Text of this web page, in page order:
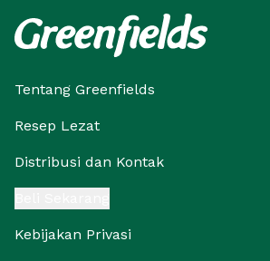
Tentang Greenfields
Resep Lezat
Distribusi dan Kontak
Kebijakan Privasi